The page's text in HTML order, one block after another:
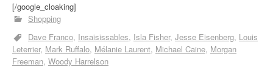
[/google_cloaking]
Shopping
Dave Franco Insaisissables Isla Fisher Jesse Eisenberg Louis
Leterrier Mark Ruffalo Mélanie Laurent Michael Caine Morgan
Freeman Woody Harrelson